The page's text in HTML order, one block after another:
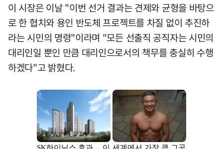
이 시장은 이날 "이번 선거 결과는 견제와 균형을 바탕으
로 한 협치와 용인 반도체 프로젝트를 차질 없이 추진하
라는 시민의 명령"이라며 "모든 선출직 공직자는 시민의
대리인일 뿐인 만큼 대리인으로서의 책무를 충실히 수행
하겠다"고 밝혔다.